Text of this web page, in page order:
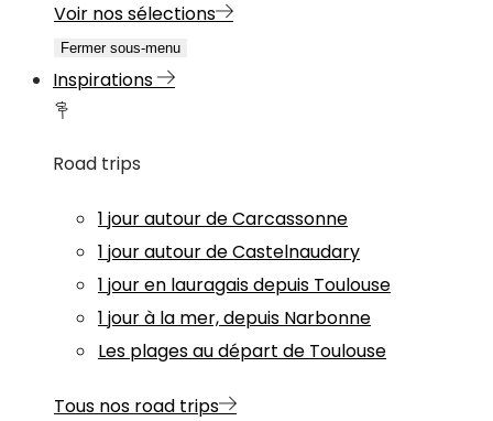
Voir nos sélections
Fermer sous-menu
Inspirations
Road trips
1 jour autour de Carcassonne
1 jour autour de Castelnaudary
1 jour en lauragais depuis Toulouse
1 jour à la mer, depuis Narbonne
Les plages au départ de Toulouse
Tous nos road trips